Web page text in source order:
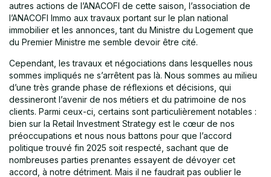
autres actions de l’ANACOFI de cette saison, l’association de
l’ANACOFI Immo aux travaux portant sur le plan national
immobilier et les annonces, tant du Ministre du Logement que
du Premier Ministre me semble devoir être cité.
Cependant, les travaux et négociations dans lesquelles nous
sommes impliqués ne s’arrêtent pas là. Nous sommes au milieu
d’une très grande phase de réflexions et décisions, qui
dessineront l’avenir de nos métiers et du patrimoine de nos
clients. Parmi ceux-ci, certains sont particulièrement notables :
bien sur la Retail Investment Strategy est le cœur de nos
préoccupations et nous nous battons pour que l’accord
politique trouvé fin 2025 soit respecté, sachant que de
nombreuses parties prenantes essayent de dévoyer cet
accord, à notre détriment. Mais il ne faudrait pas oublier le